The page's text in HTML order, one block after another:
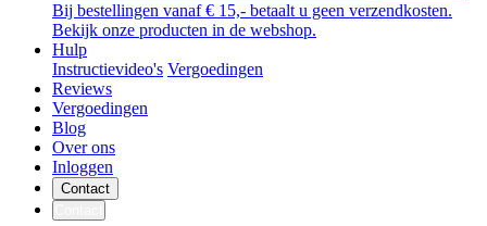
Bij bestellingen vanaf € 15,- betaalt u geen verzendkosten.
Bekijk onze producten in de webshop.
Hulp
Instructievideo's Vergoedingen
Reviews
Vergoedingen
Blog
Over ons
Inloggen
Contact